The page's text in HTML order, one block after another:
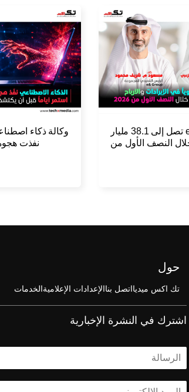
إيرادات &e تصل إلى 38.1 مليار
النصف الأول من
نفذت
حول
تك اكس ميديااتصل بناالإعدادات الإعلاميةالخدمات
اشترك في النشرة الإخبارية
س